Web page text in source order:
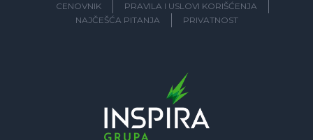
CENOVNIK
PRAVILA I USLOVI KORIŠĆENJA
NAJČEŠĆA PITANJA
PRIVATNOST